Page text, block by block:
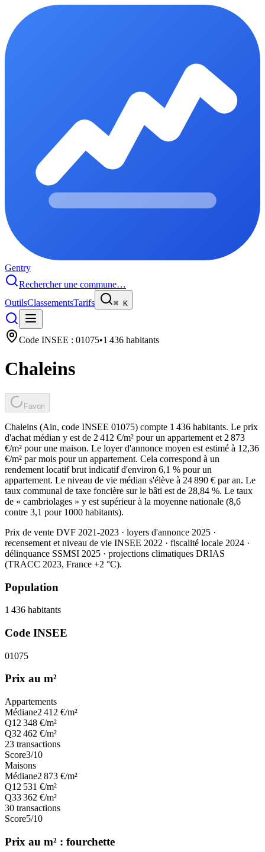
Gentry
Rechercher une commune…
OutilsClassementsTarifs ⌘ K
Code INSEE : 01075•1 436 habitants
Chaleins
Favori
Chaleins (Ain, code INSEE 01075) compte 1 436 habitants. Le prix
d'achat médian y est de 2 412 €/m² pour un appartement et 2 873
€/m² pour une maison. Le loyer d'annonce moyen est estimé à 12,36
€/m² par mois pour un appartement. Cela correspond à un
rendement locatif brut indicatif d'environ 6,1 % pour un
appartement. Le niveau de vie médian s'élève à 24 890 € par an. Le
taux communal de taxe foncière sur le bâti est de 28,84 %. Le taux
de « cambriolages » y est supérieur à la moyenne nationale (8,6
contre 3,1 pour 1000 habitants).
Prix de vente DVF 2021-2023 · loyers d'annonce 2025 ·
recensement et niveau de vie INSEE 2022 · fiscalité locale 2024 ·
délinquance SSMSI 2025 · projections climatiques DRIAS
(TRACC 2023, France +2 °C).
Population
1 436 habitants
Code INSEE
01075
Prix au m²
Appartements
Médiane2 412 €/m²
Q1 2 348 €/m²
Q32 462 €/m²
23 transactions
Score3/10
Maisons
Médiane2 873 €/m²
Q1 2 531 €/m²
Q33 362 €/m²
30 transactions
Score5/10
Prix au m² : fourchette